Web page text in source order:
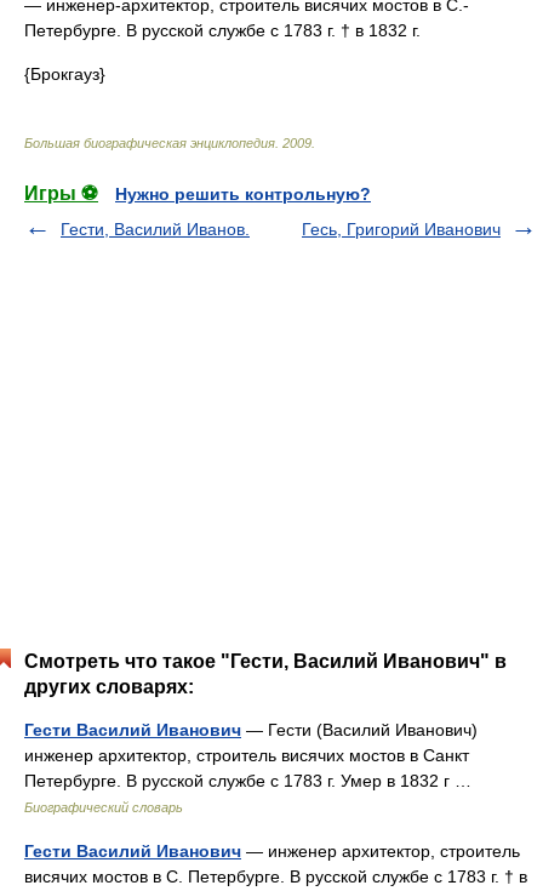
— инженер-архитектор, строитель висячих мостов в С.-
Петербурге. В русской службе с 1783 г. † в 1832 г.
{Брокгауз}
Большая биографическая энциклопедия 2009
Игры ⚽
Нужно решить контрольную?
Гести, Василий Иванов.
Гесь, Григорий Иванович
Смотреть что такое "Гести, Василий Иванович" в
других словарях:
Гести Василий Иванович — Гести (Василий Иванович)
инженер архитектор, строитель висячих мостов в Санкт
Петербурге. В русской службе с 1783 г. Умер в 1832 г …
Биографический словарь
Гести Василий Иванович — инженер архитектор, строитель
висячих мостов в С. Петербурге. В русской службе с 1783 г. † в